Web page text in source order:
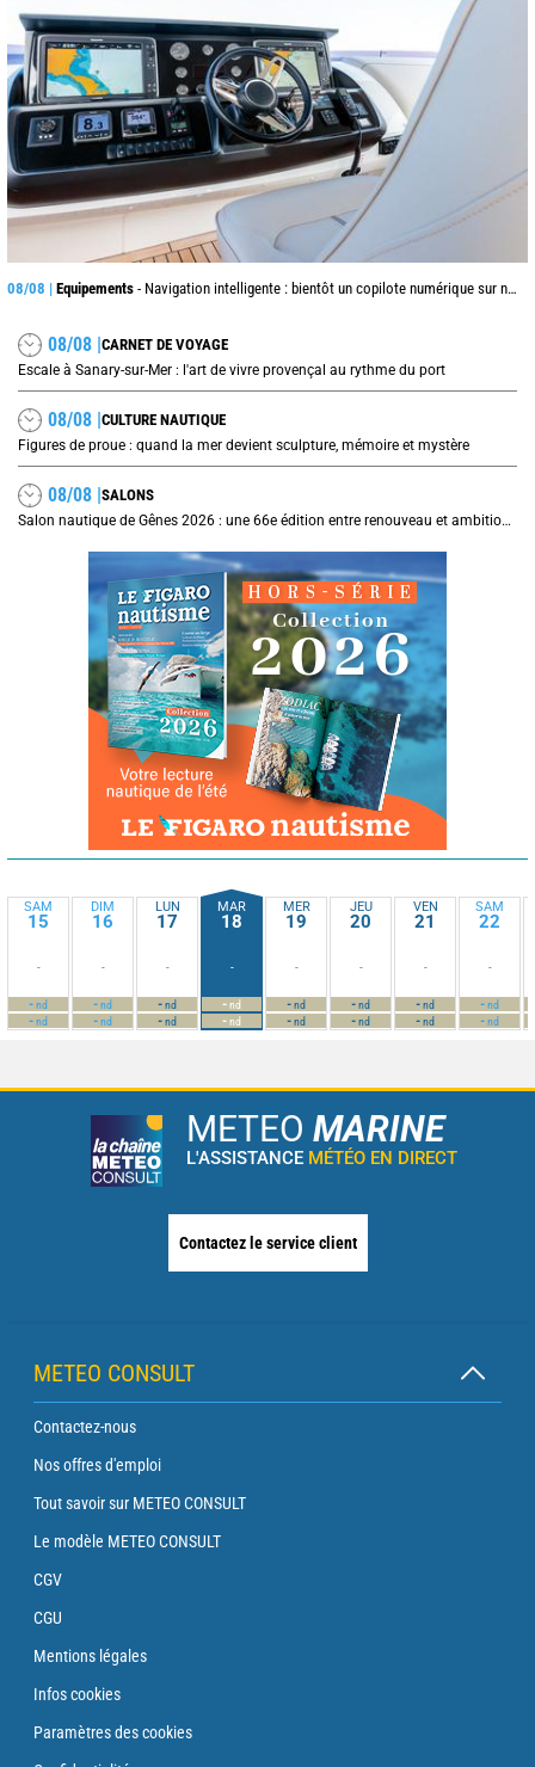
08/08 | Equipements - Navigation intelligente : bientôt un copilote numérique sur nos voiliers ?
08/08 |CARNET DE VOYAGE
Escale à Sanary-sur-Mer : l'art de vivre provençal au rythme du port
08/08 |CULTURE NAUTIQUE
Figures de proue : quand la mer devient sculpture, mémoire et mystère
08/08 |SALONS
Salon nautique de Gênes 2026 : une 66e édition entre renouveau et ambitions internationales
SAM
15
-
-nd
-nd
DIM
16
-
-nd
-nd
LUN
17
-
-nd
-nd
MAR
18
-
-nd
-nd
MER
19
-
-nd
-nd
JEU
20
-
-nd
-nd
VEN
21
-
-nd
-nd
SAM
22
-
-nd
-nd
METEO MARINE
L'ASSISTANCE MÉTÉO EN DIRECT
Contactez le service client
METEO CONSULT
Contactez-nous
Nos offres d'emploi
Tout savoir sur METEO CONSULT
Le modèle METEO CONSULT
CGV
CGU
Mentions légales
Infos cookies
Paramètres des cookies